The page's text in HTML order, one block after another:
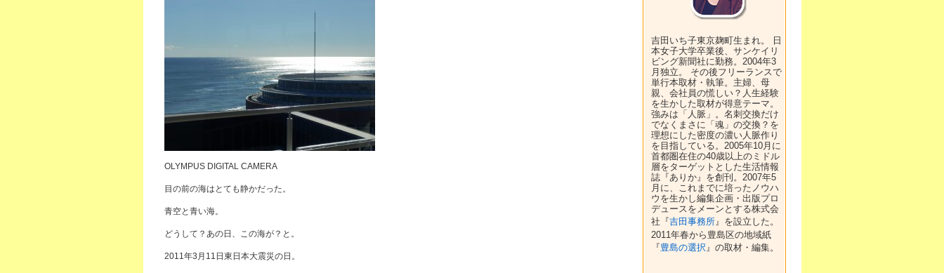
OLYMPUS DIGITAL CAMERA
目の前の海はとても静かだった。
青空と青い海。
どうして？あの日、この海が？と。
2011年3月11日東日本大震災の日。
吉田いち子東京麹町生まれ。 日
本女子大学卒業後、サンケイリ
ビング新聞社に勤務。2004年3
月独立。 その後フリーランスで
単行本取材・執筆。主婦、母
親、会社員の慌しい？人生経験
を生かした取材が得意テーマ。
強みは「人脈」。名刺交換だけ
でなくまさに「魂」の交換？を
理想にした密度の濃い人脈作り
を目指している。2005年10月に
首都圏在住の40歳以上のミドル
層をターゲットとした生活情報
誌『ありか』を創刊。2007年5
月に、これまでに培ったノウハ
ウを生かし編集企画・出版プロ
デュースをメーンとする株式会
社『吉田事務所』を設立した。
2011年春から豊島区の地域紙
『豊島の選択』の取材・編集。